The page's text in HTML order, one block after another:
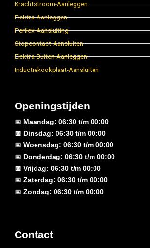
Krachtstroom-Aanleggen
Elektra-Aanleggen
Perilex-Aansluiting
Stopcontact-Aansluiten
Elektra-Buiten-Aanleggen
Inductiekookplaat-Aansluiten
Openingstijden
📅 Maandag: 06:30 t/m 00:00
📅 Dinsdag: 06:30 t/m 00:00
📅 Woensdag: 06:30 t/m 00:00
📅 Donderdag: 06:30 t/m 00:00
📅 Vrijdag: 06:30 t/m 00:00
📅 Zaterdag: 06:30 t/m 00:00
📅 Zondag: 06:30 t/m 00:00
Contact